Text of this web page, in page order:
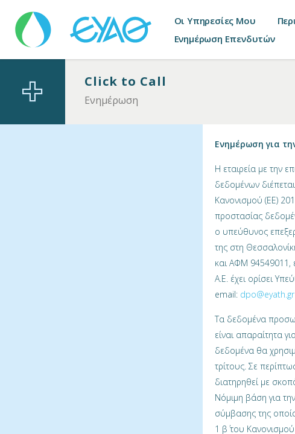
Οι Υπηρεσίες Μου
Ενημέρωση Επενδυτών
Click to Call
Ενημέρωση
Ενημέρωση για
Η εταιρεία με την
δεδομένων
Κανονισμού (ΕΕ)
προστασίας
ο υπεύθυνος
της στη
και ΑΦΜ 94549011,
Α.Ε. έχει ορίσει
email: dpo@eyath.gr
Τα δεδομένα
είναι απαραίτητα
δεδομένα θα
τρίτους. Σε
διατηρηθεί με
Νόμιμη βάση για
σύμβασης της
1 β΄ του